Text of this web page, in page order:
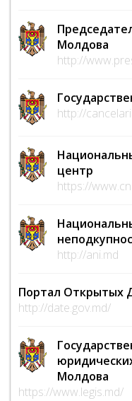
Молдова
http://
http://
центр
https://
http://ani.md
Портал Открытых
http://date.gov.md/
Молдова
https://www.legis.md/